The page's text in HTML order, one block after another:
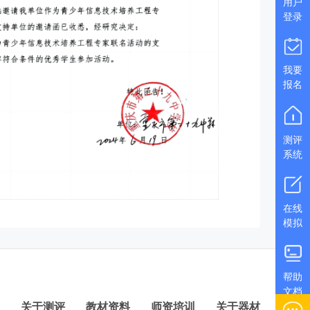
关于测评 教材资料 师资培训 关于器材
登录
我要
报名
测评
系统
在线
模拟
帮助
文档